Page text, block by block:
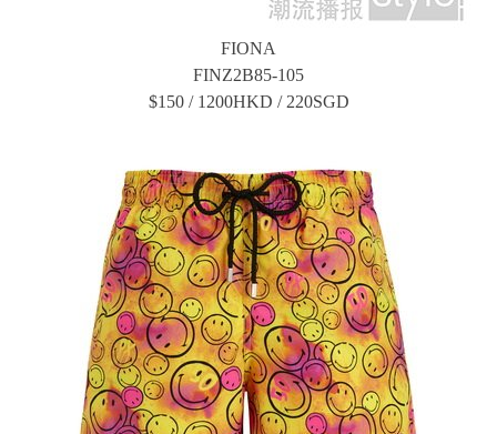
FIONA
FINZ2B85-105
$150 / 1200HKD / 220SGD